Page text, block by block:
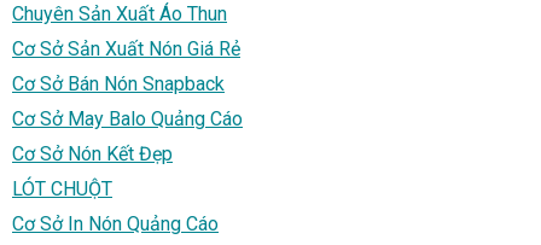
Chuyên Sản Xuất Áo Thun
Cơ Sở Sản Xuất Nón Giá Rẻ
Cơ Sở Bán Nón Snapback
Cơ Sở May Balo Quảng Cáo
Cơ Sở Nón Kết Đẹp
LÓT CHUỘT
Cơ Sở In Nón Quảng Cáo